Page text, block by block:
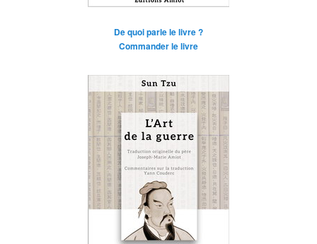
De quoi parle le livre ?
Commander le livre